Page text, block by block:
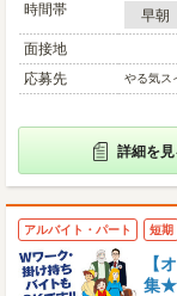
時間帯
早朝
面接地
応募先
やる気
詳細を見
アルバイト・パート 短期
【
集★